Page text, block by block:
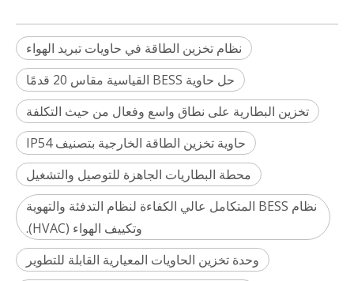
نظام تخزين الطاقة في حاويات تبريد الهواء
حل حاوية BESS القياسية مقاس 20 قدمًا
تخزين البطارية على نطاق واسع وفعال من حيث التكلفة
حاوية تخزين الطاقة الخارجية بتصنيف IP54
محطة البطاريات الجاهزة للتوصيل والتشغيل
نظام BESS المتكامل عالي الكفاءة لنظام التدفئة والتهوية
وتكييف الهواء (HVAC).
وحدة تخزين الحاويات المعيارية القابلة للتطوير